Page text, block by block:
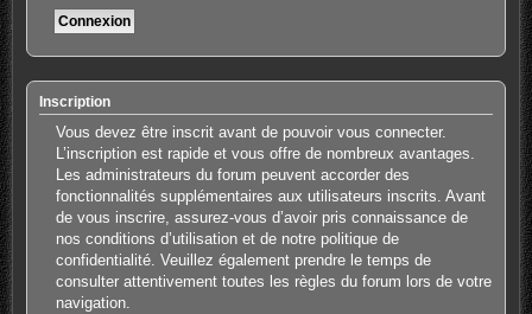
Inscription
Vous devez être inscrit avant de pouvoir vous connecter.
L’inscription est rapide et vous offre de nombreux avantages.
Les administrateurs du forum peuvent accorder des
fonctionnalités supplémentaires aux utilisateurs inscrits. Avant
de vous inscrire, assurez-vous d’avoir pris connaissance de
nos conditions d’utilisation et de notre politique de
confidentialité. Veuillez également prendre le temps de
consulter attentivement toutes les règles du forum lors de votre
navigation.